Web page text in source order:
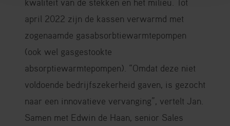
april 2022 zijn de kassen verwarmd met
zogenaamde gasabsorbtiewarmtepompen
(ook wel gasgestookte
absorptiewarmtepompen). “Omdat deze niet
voldoende bedrijfszekerheid gaven, is gezocht
naar een innovatieve vervanging”, vertelt Jan.
Samen met Edwin de Haan, senior Sales